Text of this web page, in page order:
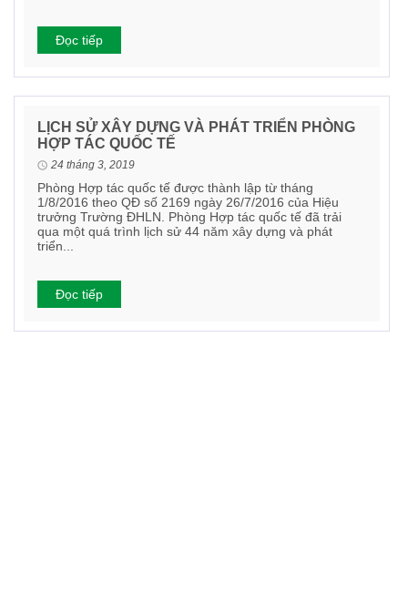
Đọc tiếp
LỊCH SỬ XÂY DỰNG VÀ PHÁT TRIỂN PHÒNG
HỢP TÁC QUỐC TẾ
24 tháng 3, 2019
Phòng Hợp tác quốc tế được thành lập từ tháng
1/8/2016 theo QĐ số 2169 ngày 26/7/2016 của Hiệu
trưởng Trường ĐHLN. Phòng Hợp tác quốc tế đã trải
qua một quá trình lịch sử 44 năm xây dựng và phát
triển...
Đọc tiếp